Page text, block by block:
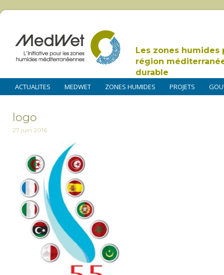
Les zones humides
région
durable
ACTUALITES MEDWET ZONES HUMIDES PROJETS
logo
27 juin 2016